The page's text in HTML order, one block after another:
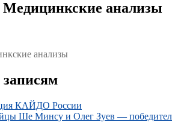
анализы
анализы
КАЙДО России
Ше Минсу и Олег Зуев —